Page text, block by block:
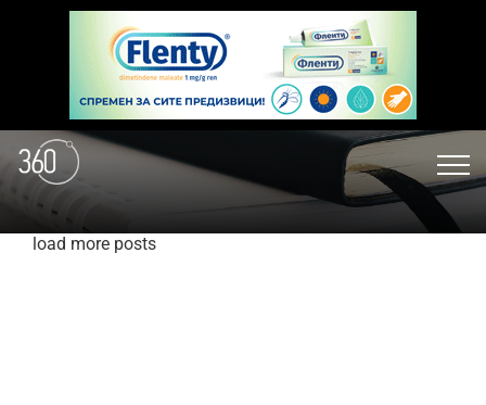
load more posts